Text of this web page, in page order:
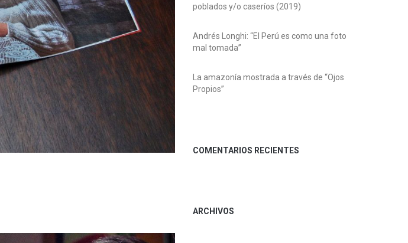
poblados y/o caseríos (2019)
Andrés Longhi: “El Perú es como una foto
mal tomada”
La amazonía mostrada a través de “Ojos
Propios”
COMENTARIOS RECIENTES
ARCHIVOS